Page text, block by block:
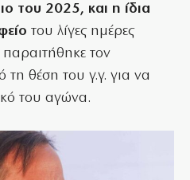
του 2025, και η ίδια
του λίγες ημέρες
τον
θέση του γ.γ. για να
του αγώνα.